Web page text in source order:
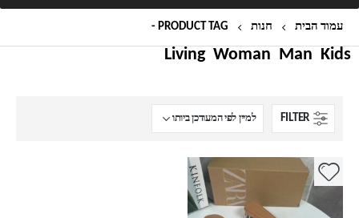
עמוד הבית חנות PRODUCT TAG -
Kids
Man
Woman
Living
FILTER
למוצר